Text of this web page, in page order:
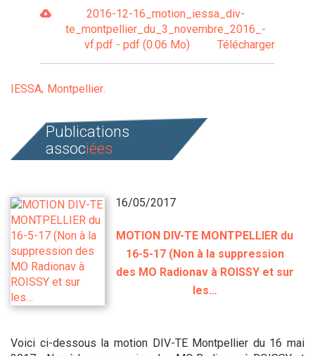
2016-12-16_motion_iessa_div-
te_montpellier_du_3_novembre_2016_-
vf.pdf - pdf (0.06 Mo)
Télécharger
IESSA Montpellier
Publications
associées
16/05/2017
MOTION DIV-TE MONTPELLIER du
16-5-17 (Non à la suppression
des MO Radionav à ROISSY et sur
les…
Voici ci-dessous la motion DIV-TE Montpellier du 16 mai